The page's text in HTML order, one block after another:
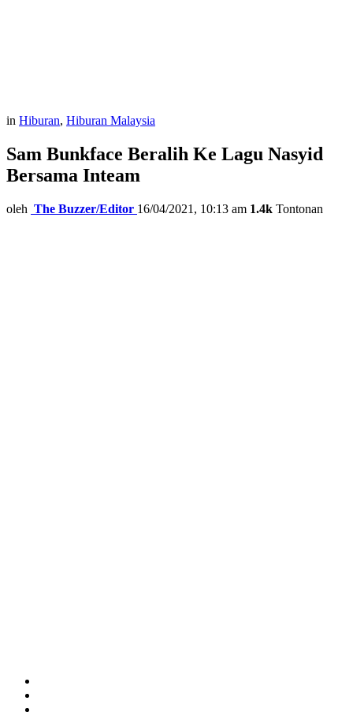
in Hiburan, Hiburan Malaysia
Sam Bunkface Beralih Ke Lagu Nasyid
Bersama Inteam
oleh The Buzzer/Editor 16/04/2021, 10:13 am 1.4k Tontonan